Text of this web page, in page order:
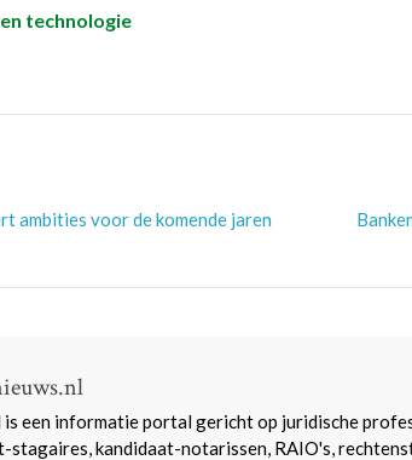
technologie
ambities voor de komende jaren
is een informatie portal gericht op juridische
stagaires, kandidaat-notarissen, RAIO's,